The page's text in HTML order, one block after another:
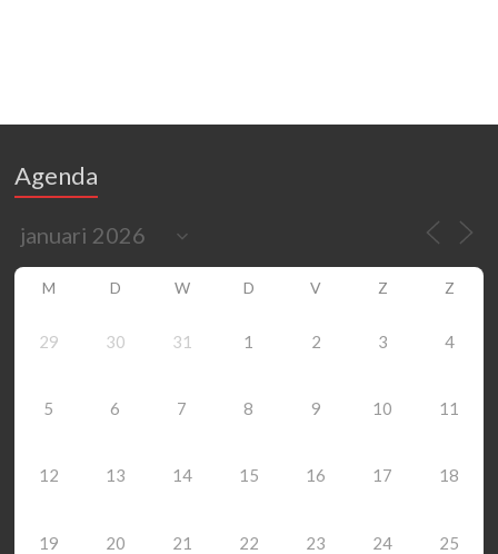
Agenda
M D W D V Z Z
29 30 31 1 2 3 4
5 6 7 8 9 10 11
12 13 14 15 16 17 18
19 20 21 22 23 24 25